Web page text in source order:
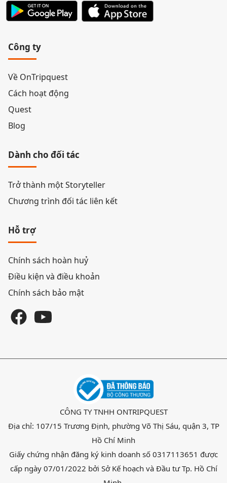
Công ty
Về OnTripquest
Cách hoạt động
Quest
Blog
Dành cho đối tác
Trở thành một Storyteller
Chương trình đối tác liên kết
Hỗ trợ
Chính sách hoàn huỷ
Điều kiện và điều khoản
Chính sách bảo mật
CÔNG TY TNHH ONTRIPQUEST
Địa chỉ: 107/15 Trương Định, phường Võ Thị Sáu, quận 3, TP
Hồ Chí Minh
Giấy chứng nhận đăng ký kinh doanh số 0317113651 được
cấp ngày 07/01/2022 bởi Sở Kế hoạch và Đầu tư Tp. Hồ Chí